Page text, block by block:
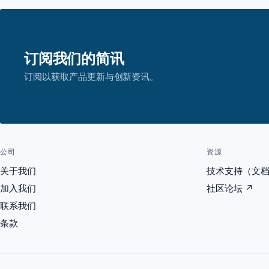
订阅我们的简讯
订阅以获取产品更新与创新资讯。
公司
关于我们
加入我们
联系我们
条款
资源
技术支持（文
社区论坛↗